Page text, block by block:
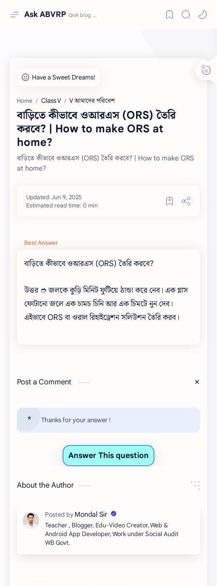
Ask ABVRP
Home Class V V আমাদের পরিবেশ
বাড়িতে কীভাবে ওআরএস (ORS) তৈরি
করবে? | How to make ORS at
home?
বাড়িতে কীভাবে ওআরএস (ORS) তৈরি করবে? | How to make ORS
at home?
Estimated read time: 0 min
Best Answer
বাড়িতে কীভাবে ওআরএস (ORS) তৈরি করবে?
উত্তর ➮ জলকে কুড়ি মিনিট ফুটিয়ে ঠান্ডা করে নেব। এক গ্লাস
ফোটানো জলে এক চামচ চিনি আর এক চিমটে নুন দেব।
এইভাবে ORS বা ওরাল রিহাইড্রেশন সলিউশন তৈরি করব।
Post a Comment
Thanks for your answer !
About the Author
Teacher , Blogger, Edu-Video Creator, Web &
Android App Developer, Work under Social Audit
WB Govt.